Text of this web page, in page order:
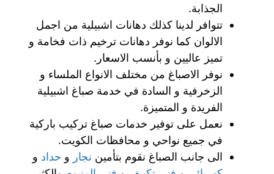
الجذابة.
تتوافر لدينا كذلك دهانات اشبيلية من اجمل
الالوان كما نوفر دهانات ترخيم ذات فخامة و
تميز عاليين و بأنسب الاسعار.
نوفر الاصباغ من مختلف الانواع الملساء و
الزخرفية و السادة في خدمة صباغ اشبيلية
الفريدة و المتميزة.
نعمل على توفير خدمات صباغ تركيب باركية
في جميع نواحي و محافظات الكويت.
الى جانب الصباغ نقوم بتأمين نجار و حداد و